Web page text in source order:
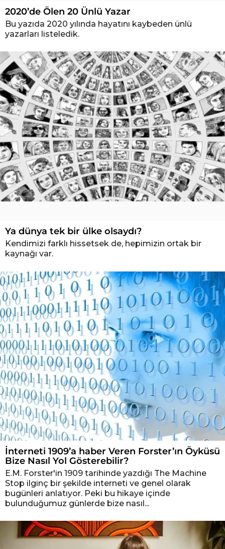
2020’de Ölen 20 Ünlü Yazar
Bu yazıda 2020 yılında hayatını kaybeden ünlü
yazarları listeledik.
Ya dünya tek bir ülke olsaydı?
Kendimizi farklı hissetsek de, hepimizin ortak bir
kaynağı var.
İnterneti 1909’a haber Veren Forster’ın Öyküsü
Bize Nasıl Yol Gösterebilir?
E.M. Forster'in 1909 tarihinde yazdığı The Machine
Stop ilginç bir şekilde interneti ve genel olarak
bugünleri anlatıyor. Peki bu hikaye içinde
bulunduğumuz günlerde bize nasıl...